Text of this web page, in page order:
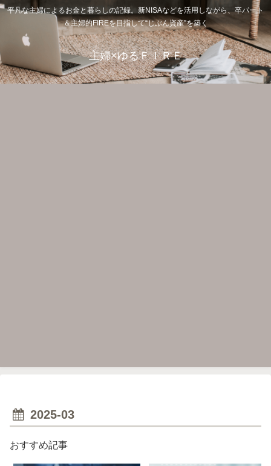
平凡な主婦によるお金と暮らしの記録。新NISAなどを活用しながら、卒パート
＆主婦的FIREを目指して“じぶん資産”を築く
主婦×ゆるＦＩＲＥ
2025-03
おすすめ記事